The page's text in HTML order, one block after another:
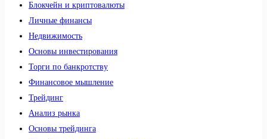
Блокчейн и криптовалюты
Личные финансы
Недвижимость
Основы инвестирования
Торги по банкротству
Финансовое мышление
Трейдинг
Анализ рынка
Основы трейдинга